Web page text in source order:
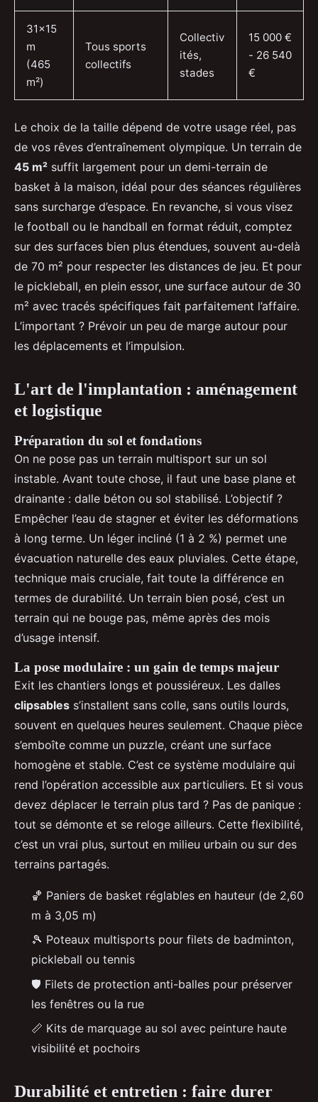
31x15
m
(465
m²)
Tous sports
collectifs
Collectiv
ités,
stades
15 000 €
- 26 540
€
Le choix de la taille dépend de votre usage réel, pas
de vos rêves d’entraînement olympique. Un terrain de
45 m² suffit largement pour un demi-terrain de
basket à la maison, idéal pour des séances régulières
sans surcharge d’espace. En revanche, si vous visez
le football ou le handball en format réduit, comptez
sur des surfaces bien plus étendues, souvent au-delà
de 70 m² pour respecter les distances de jeu. Et pour
le pickleball, en plein essor, une surface autour de 30
m² avec tracés spécifiques fait parfaitement l’affaire.
L’important ? Prévoir un peu de marge autour pour
les déplacements et l’impulsion.
L'art de l'implantation : aménagement
et logistique
Préparation du sol et fondations
On ne pose pas un terrain multisport sur un sol
instable. Avant toute chose, il faut une base plane et
drainante : dalle béton ou sol stabilisé. L’objectif ?
Empêcher l’eau de stagner et éviter les déformations
à long terme. Un léger incliné (1 à 2 %) permet une
évacuation naturelle des eaux pluviales. Cette étape,
technique mais cruciale, fait toute la différence en
termes de durabilité. Un terrain bien posé, c’est un
terrain qui ne bouge pas, même après des mois
d’usage intensif.
La pose modulaire : un gain de temps majeur
Exit les chantiers longs et poussiéreux. Les dalles
clipsables s’installent sans colle, sans outils lourds,
souvent en quelques heures seulement. Chaque pièce
s’emboîte comme un puzzle, créant une surface
homogène et stable. C’est ce système modulaire qui
rend l’opération accessible aux particuliers. Et si vous
devez déplacer le terrain plus tard ? Pas de panique :
tout se démonte et se reloge ailleurs. Cette flexibilité,
c’est un vrai plus, surtout en milieu urbain ou sur des
terrains partagés.
🏀 Paniers de basket réglables en hauteur (de 2,60
m à 3,05 m)
🎾 Poteaux multisports pour filets de badminton,
pickleball ou tennis
🛡️ Filets de protection anti-balles pour préserver
les fenêtres ou la rue
📏 Kits de marquage au sol avec peinture haute
visibilité et pochoirs
Durabilité et entretien : faire durer